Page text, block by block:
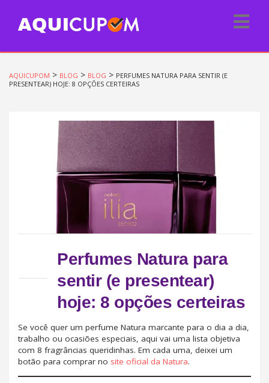
AQUICUPOM > BLOG > BLOG > PERFUMES NATURA PARA SENTIR (E
PRESENTEAR) HOJE: 8 OPÇÕES CERTEIRAS
Perfumes Natura para
sentir (e presentear)
hoje: 8 opções certeiras
Se você quer um perfume Natura marcante para o dia a dia,
trabalho ou ocasiões especiais, aqui vai uma lista objetiva
com 8 fragrâncias queridinhas. Em cada uma, deixei um
botão para comprar no site oficial da Natura.